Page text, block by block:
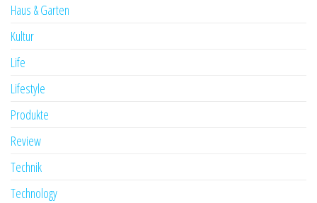
Haus & Garten
Kultur
Life
Lifestyle
Produkte
Review
Technik
Technology